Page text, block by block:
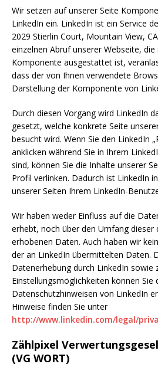
Wir setzen auf unserer Seite
LinkedIn ein. LinkedIn ist ein Service
2029 Stierlin Court, Mountain View,
einzelnen Abruf unserer Webseite,
Komponente ausgestattet ist,
dass der von Ihnen verwendete
Darstellung der Komponente von
Durch diesen Vorgang wird LinkedIn
gesetzt, welche konkrete Seite
besucht wird. Wenn Sie den LinkedIn
anklicken während Sie in Ihrem
sind, können Sie die Inhalte unserer
Profil verlinken. Dadurch ist LinkedIn
unserer Seiten Ihrem LinkedIn-
Wir haben weder Einfluss auf die
erhebt, noch über den Umfang dieser
erhobenen Daten. Auch haben wir
der an LinkedIn übermittelten Daten.
Datenerhebung durch LinkedIn sowie
Einstellungsmöglichkeiten können Sie
Datenschutzhinweisen von LinkedIn
Hinweise finden Sie unter
http://www.linkedin.com/legal/
Zählpixel
(VG WORT)